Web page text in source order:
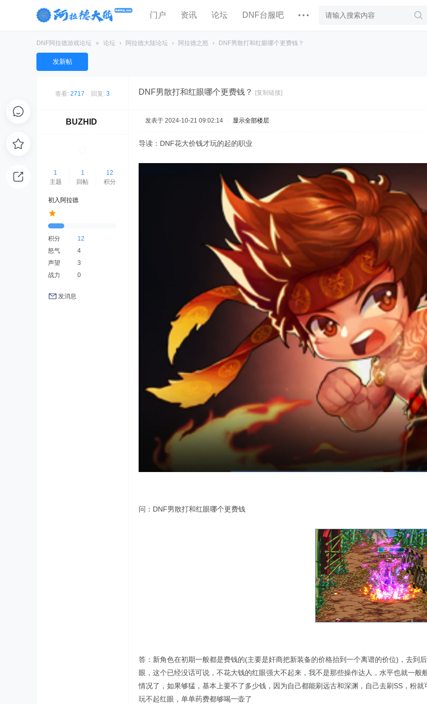
门户 资讯 论坛 DNF台服吧
DNF阿拉德游戏论坛 » 论坛 › 阿拉德大陆论坛 › 阿拉德之怒 › DNF男散打和红眼哪个更费钱？
发新帖
查看: 2717 回复: 3 DNF男散打和红眼哪个更费钱？ [复制链接]
BUZHID
1
主题
1
回帖
12
积分
初入阿拉德
积分
12
怒气
4
声望
3
战力
0
发消息
发表于 2024-10-21 09:02:14 显示全部楼层
导读：DNF花大价钱才玩的起的职业
问：DNF男散打和红眼哪个更费钱
答：新角色在初期一般都是费钱的(主要是奸商把新装备的价格抬到一个离谱的价位)，去到
眼，这个已经没话可说，不花大钱的红眼强大不起来，我不是那些操作达人，水平也就一
情况了，如果够猛，基本上要不了多少钱，因为自己都能刷远古和深渊，自己去刷SS，粉
玩不起红眼，单单药费都够喝一壶了